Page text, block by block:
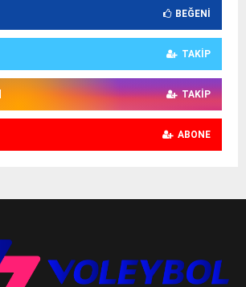
BEĞENI
TAKIP
TAKIP
ABONE